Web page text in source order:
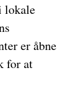
lokale
er åbne
for at